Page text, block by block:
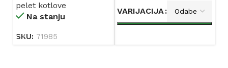
pelet kotlove
Na stanju
SKU: 71985
VARIJACIJA